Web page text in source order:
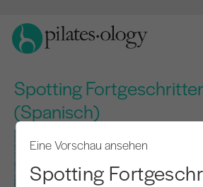
Spotting
(Spanisch)
Eine Vorschau ansehen
Spotting